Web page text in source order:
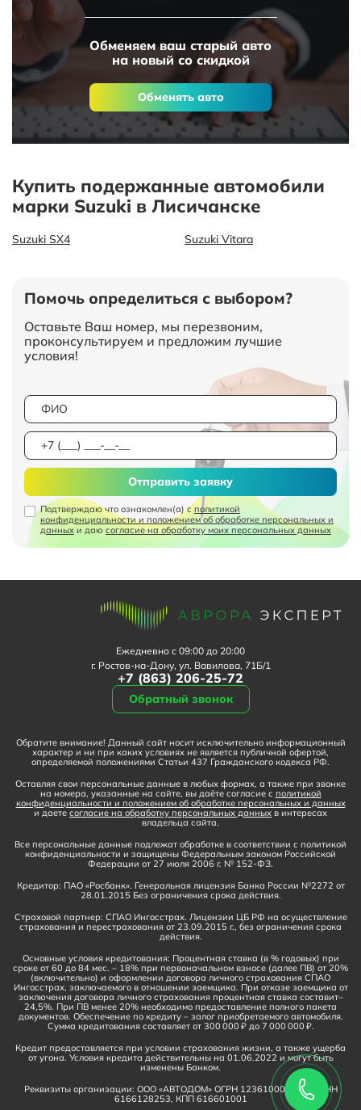
Обменяем ваш старый авто
на новый со скидкой
Обменять авто
Купить подержанные автомобили
марки Suzuki в Лисичанске
Suzuki SX4 Suzuki Vitara
Помочь определиться с выбором?
Оставьте Ваш номер, мы перезвоним,
проконсультируем и предложим лучшие
условия!
Подтверждаю что ознакомлен(а) сполитикой
конфиденциальности и положением об обработке персональных и
данных и даю согласие на обработку моих персональных данных
Отправить заявку
Ежедневно с 09:00 до 20:00
г. Ростов-на-Дону, ул. Вавилова, 71Б/1
+7 (863) 206-25-72
Обратный звонок
Обратите внимание! Данный сайт носит исключительно информационный
характер и ни при каких условиях не является публичной офертой,
определяемой положениями Статьи 437 Гражданского кодекса РФ.
Оставляя свои персональные данные в любых формах, а также при звонке
на номера, указанные на сайте, вы даёте согласие с политикой
конфиденциальности и положением об обработке персональных и данных
и даете согласие на обработку персональных данных в интересах
владельца сайта.
Все персональные данные подлежат обработке в соответствии с политикой
конфиденциальности и защищены Федеральным законом Российской
Федерации от 27 июля 2006 г. № 152-ФЗ.
Кредитор: ПАО «Росбанк». Генеральная лицензия Банка России №2272 от
28.01.2015 Без ограничения срока действия.
Страховой партнер: СПАО Ингосстрах. Лицензии ЦБ РФ на осуществление
страхования и перестрахования от 23.09.2015 г., без ограничения срока
действия.
Основные условия кредитования: Процентная ставка (в % годовых) при
сроке от 60 до 84 мес. – 18% при первоначальном взносе (далее ПВ) от 20%
(включительно) и оформлении договора личного страхования СПАО
Ингосстрах, заключаемого в отношении заемщика. При отказе заемщика от
заключения договора личного страхования процентная ставка составит–
24,5%. При ПВ менее 20% необходимо предоставление полного пакета
документов. Обеспечение по кредиту – залог приобретаемого автомобиля.
Сумма кредитования составляет от 300 000 ₽ до 7 000 000 ₽.
Кредит предоставляется при условии страхования жизни, а также ущерба
от угона. Условия кредита действительны на 01.06.2022 и могут быть
изменены Банком.
Реквизиты организации: ООО «АВТОДОМ» ОГРН 1236100016910, ИНН
6166128253, КПП 616601001